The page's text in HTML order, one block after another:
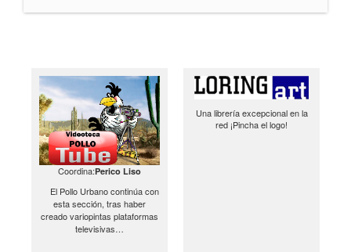
Coordina:Perico Liso
El Pollo Urbano continúa con
esta sección, tras haber
creado variopintas plataformas
televisivas…
Una librería excepcional en la
red ¡Pincha el logo!